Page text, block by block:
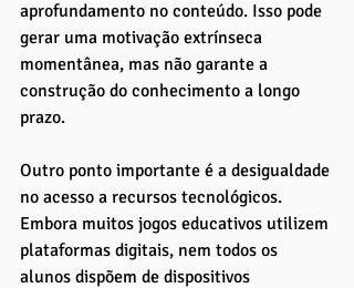
aprofundamento no conteúdo. Isso pode
gerar uma motivação extrínseca
momentânea, mas não garante a
construção do conhecimento a longo
prazo.
Outro ponto importante é a desigualdade
no acesso a recursos tecnológicos.
Embora muitos jogos educativos utilizem
plataformas digitais, nem todos os
alunos dispõem de dispositivos